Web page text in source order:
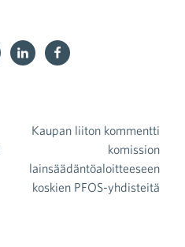
Kaupan liiton kommentti
komission
lainsäädäntöaloitteeseen
koskien PFOS-yhdisteitä